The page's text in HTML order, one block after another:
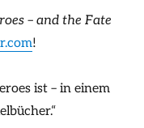
– and the Fate
!
ist – in einem